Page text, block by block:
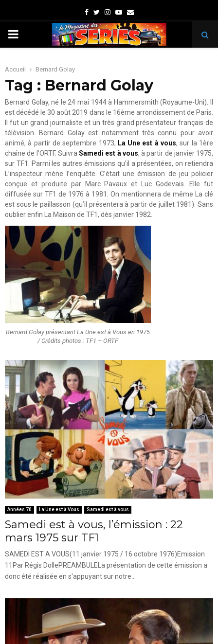
Facebook
TwitterInstagram
Youtube
Email
PRIMARY
Accueil Bernard Golay
Tag : Bernard Golay
Bernard Golay, né le 24 mai 1944 à Hammersmith (Royaume-Uni). Il
est décédé le 30 août 2019 dans le 16ème arrondissement de Paris.
Il fut un grand journaliste et un très grand présentateur français de
télévision. Bernard Golay est notamment très connu pour avoir
animé, à partir de septembre 1973, La Une est à vous, sur la 1ère
chaîne de l’ORTF. Suivra Samedi est à vous, à partir de janvier 1975,
sur TF1. Parmi les autres émissions qu’il a présentées, on retiendra
L’inspecteur mène l’enquête. C’était une émission de jeu policier
conçue et produite par Marc Pavaux et Luc Godevais. Elle fut
diffusée sur TF1 de 1976 à 1981. On mentionnera de même La clé
est sous le paillasson (qu’il présentera à partir de juillet 1981). Sans
oublier enfin La Maison de TF1, dès janvier 1982.
Bernard Golay présentant La Une est à Vous en 1975
/ Crédits photos : TF1 – ORTF
Années 70 La Une est à Vous Samedi est à vous
Samedi est à vous, l’émission : 22
mars 1975 sur TF1
SAMEDI EST A VOUS(11 janvier 1975 / 16 octobre 1976)Emission
11Par Régis DollePREAMBULELa présentation de cette émission a
donc été réalisée en s'appuyant sur notre...